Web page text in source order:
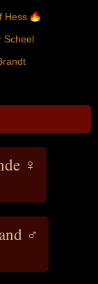
Hess
Scheel
♀
♂